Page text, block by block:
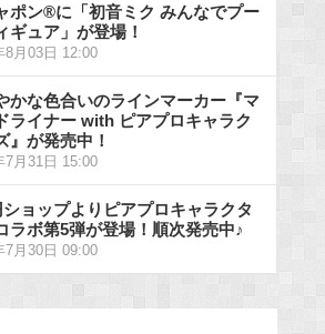
ポン®に「初音ミク みんなでプー
ギュア」が登場！
8月03日 12:00
かな色合いのラインマーカー『マ
ライナー with ピアプロキャラク
』が発売中！
7月31日 15:00
ショップよりピアプロキャラクタ
ラボ第5弾が登場！順次発売中♪
7月30日 09:00